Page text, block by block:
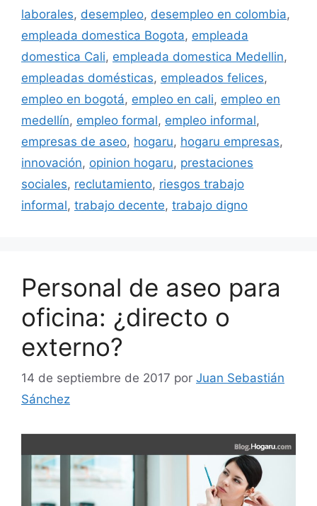
laborales, desempleo, desempleo en colombia,
empleada domestica Bogota, empleada
domestica Cali, empleada domestica Medellin,
empleadas domésticas, empleados felices,
empleo en bogotá, empleo en cali, empleo en
medellín, empleo formal, empleo informal,
empresas de aseo, hogaru, hogaru empresas,
innovación, opinion hogaru, prestaciones
sociales, reclutamiento, riesgos trabajo
informal, trabajo decente, trabajo digno
Personal de aseo para
oficina: ¿directo o
externo?
14 de septiembre de 2017 por Juan Sebastián
Sánchez